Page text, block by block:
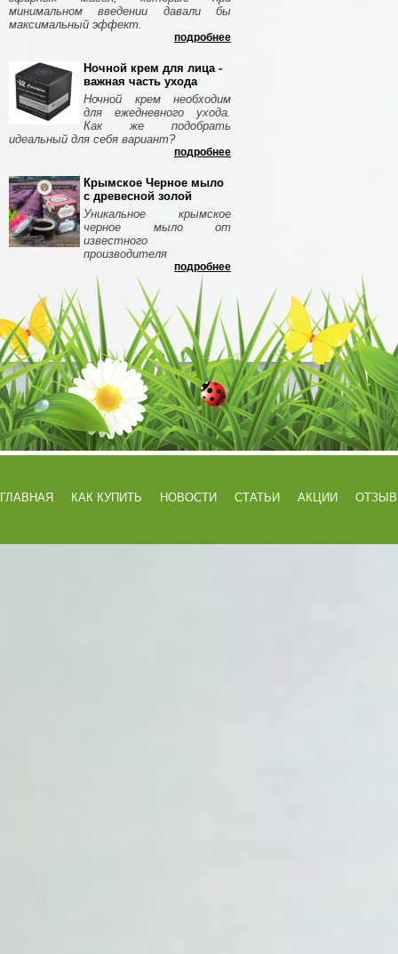
минимальном введении давали бы
максимальный эффект.
подробнее
Ночной крем для лица -
важная часть ухода
Ночной крем необходим
для ежедневного ухода.
Как же подобрать
идеальный для себя вариант?
подробнее
Крымское Черное мыло
с древесной золой
Уникальное крымское
черное мыло от
известного
производителя
подробнее
ГЛАВНАЯ КАК КУПИТЬ НОВОСТИ СТАТЬИ АКЦИИ